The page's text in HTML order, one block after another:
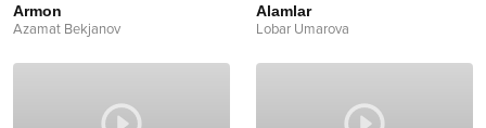
Armon
Azamat Bekjanov
Alamlar
Lobar Umarova